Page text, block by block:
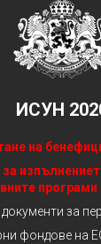
ИСУН
на
за
фондове на